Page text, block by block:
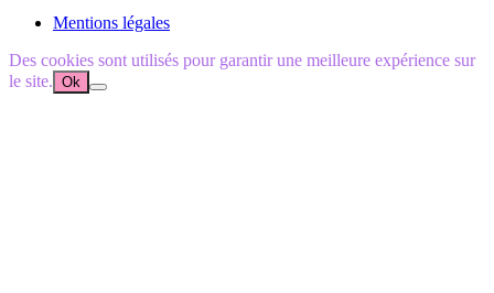
Mentions légales
Des cookies sont utilisés pour garantir une meilleure expérience sur
le site. Ok